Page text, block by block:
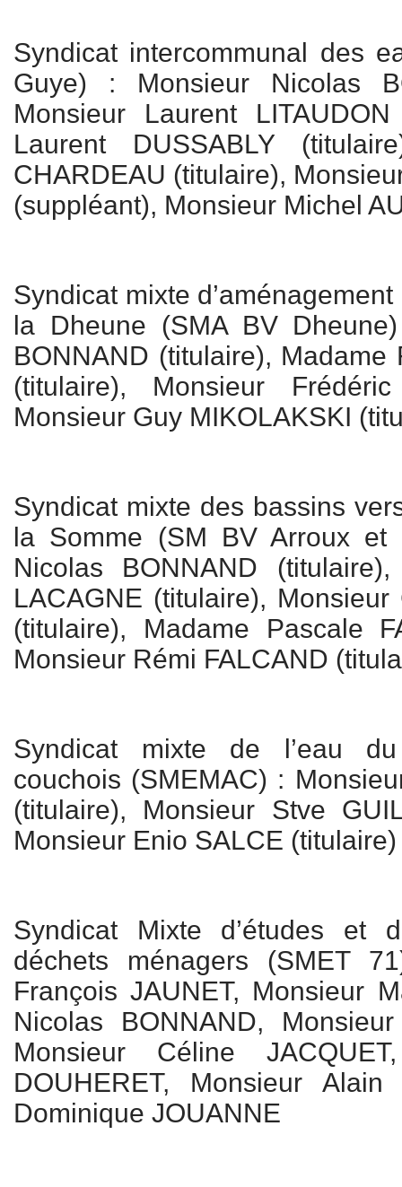
Syndicat intercommunal des
Guye) : Monsieur Nicolas
Monsieur Laurent
Laurent DUSSABLY
CHARDEAU (titulaire),
(suppléant), Monsieur Michel
Syndicat mixte
la Dheune (SMA BV
BONNAND (titulaire), Madame
(titulaire), Monsieur
Monsieur Guy MIKOLAKSKI
Syndicat mixte des bassins
la Somme (SM BV Arroux et
Nicolas BONNAND
LACAGNE (titulaire),
(titulaire), Madame Pascale
Monsieur Rémi FALCAND
Syndicat mixte de l’eau
couchois (SMEMAC) :
(titulaire), Monsieur Stve
Monsieur Enio SALCE (titulaire)
Syndicat Mixte d’études et
déchets ménagers (SMET
François JAUNET, Monsieur
Nicolas BONNAND,
Monsieur Céline
DOUHERET, Monsieur Alain
Dominique JOUANNE